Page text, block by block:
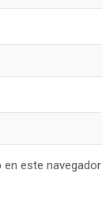
este